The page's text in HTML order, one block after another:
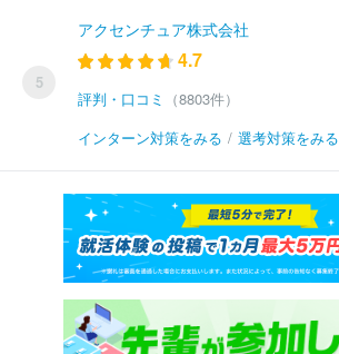
5
アクセンチュア株式会社
4.7
評判・口コミ
（8803件）
インターン対策をみる / 選考対策をみる